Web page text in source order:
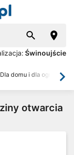
Świnoujście
Dla domu i dla ogrodu
otwarcia